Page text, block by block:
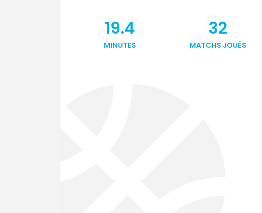
19.4
MINUTES
32
MATCHS JOUÉS